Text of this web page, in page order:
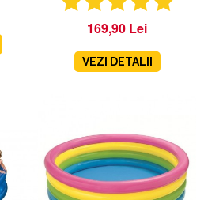
169,90 Lei
VEZI DETALII